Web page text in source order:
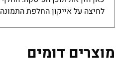
לחיצה על אייקון החלפת
מוצרים דומים